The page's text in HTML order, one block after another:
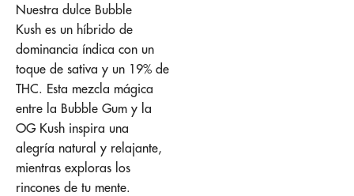
Nuestra dulce Bubble
Kush es un híbrido de
dominancia índica con un
toque de sativa y un 19% de
THC. Esta mezcla mágica
entre la Bubble Gum y la
OG Kush inspira una
alegría natural y relajante,
mientras exploras los
rincones de tu mente.